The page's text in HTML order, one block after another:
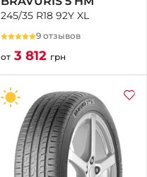
245/35 R18 92Y XL
9 отзывов
от 3 812 грн